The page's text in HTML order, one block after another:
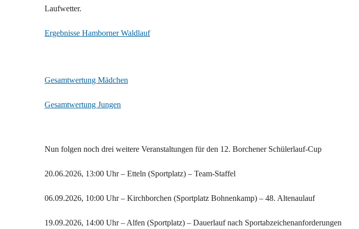
Laufwetter.
Ergebnisse Hamborner Waldlauf
Gesamtwertung Mädchen
Gesamtwertung Jungen
Nun folgen noch drei weitere Veranstaltungen für den 12. Borchener Schülerlauf-Cup
20.06.2026, 13:00 Uhr – Etteln (Sportplatz) – Team-Staffel
06.09.2026, 10:00 Uhr – Kirchborchen (Sportplatz Bohnenkamp) – 48. Altenaulauf
19.09.2026, 14:00 Uhr – Alfen (Sportplatz) – Dauerlauf nach Sportabzeichenanforderungen